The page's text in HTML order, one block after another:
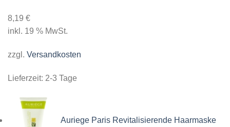
8,19 €
inkl. 19 % MwSt.
zzgl. Versandkosten
Lieferzeit: 2-3 Tage
Auriege Paris Revitalisierende Haarmaske